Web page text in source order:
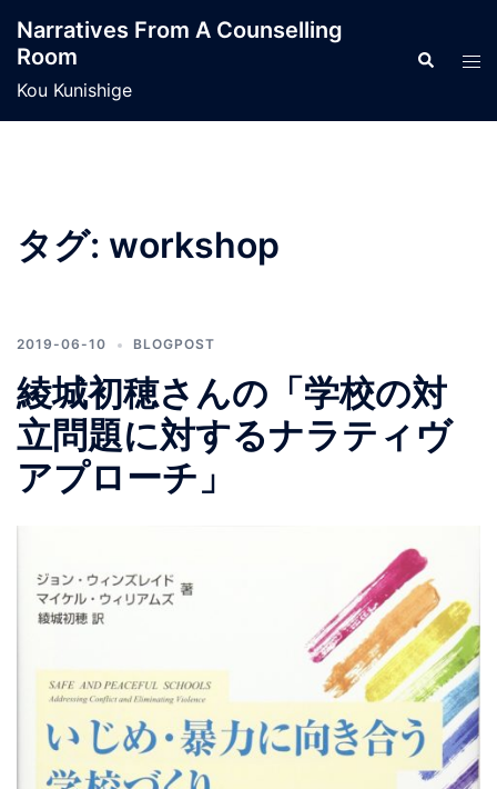
Narratives From A Counselling
Room
Kou Kunishige
検
索
ト
ル
タグ: workshop
2019-06-10 BLOGPOST
綾城初穂さんの「学校の対
立問題に対するナラティヴ
アプローチ」